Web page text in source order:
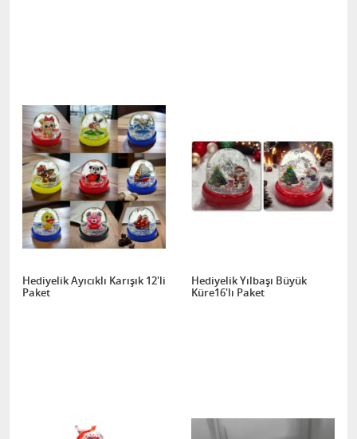
Hediyelik Ayıcıklı Karışık 12'li
Paket
Hediyelik Yılbaşı Büyük
Küre16'lı Paket